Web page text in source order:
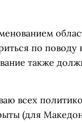
по
также
всех
(для